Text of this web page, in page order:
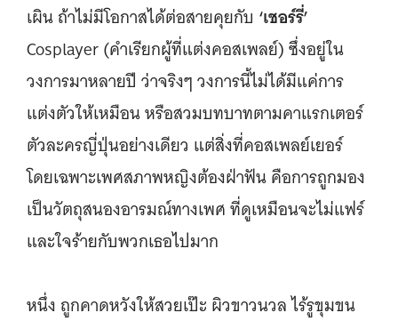
เผิน ถ้าไม่มีโอกาสได้ต่อสายคุยกับ ‘เชอร์รี่’
Cosplayer (คำเรียกผู้ที่แต่งคอสเพลย์) ซึ่งอยู่ใน
วงการมาหลายปี ว่าจริงๆ วงการนี้ไม่ได้มีแค่การ
แต่งตัวให้เหมือน หรือสวมบทบาทตามคาแรกเตอร์
ตัวละครญี่ปุ่นอย่างเดียว แต่สิ่งที่คอสเพลย์เยอร์
โดยเฉพาะเพศสภาพหญิงต้องฝ่าฟัน คือการถูกมอง
เป็นวัตถุสนองอารมณ์ทางเพศ ที่ดูเหมือนจะไม่แฟร์
และใจร้ายกับพวกเธอไปมาก
หนึ่ง ถูกคาดหวังให้สวยเป๊ะ ผิวขาวนวล ไร้รูขุมขน